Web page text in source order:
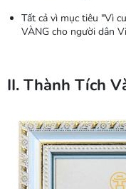
Tất cả vì mục tiêu "Vì
VÀNG cho người dân
II. Thành Tích